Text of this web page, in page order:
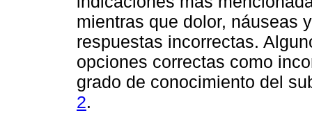
mientras que dolor, náuseas
respuestas incorrectas.
opciones correctas como
grado de conocimiento del
2.